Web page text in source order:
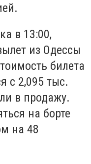
в 13:00,
из Одессы
билета
с 2,095 тыс.
в продажу.
на борте
на 48